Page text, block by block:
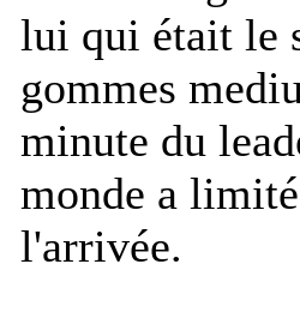
lui qui était le
gommes
minute du
monde a
l'arrivée.